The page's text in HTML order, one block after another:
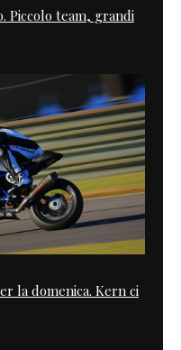
Piccolo team, grandi
la domenica. Kern ci